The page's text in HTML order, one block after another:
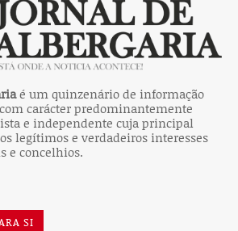
é um quinzenário de informação
carácter predominantemente
e independente cuja principal
legítimos e verdadeiros interesses
e concelhios.
SI